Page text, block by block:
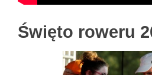
Święto roweru